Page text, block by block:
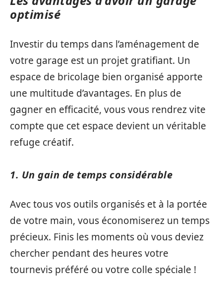
optimisé
Investir du temps dans l’aménagement de
votre garage est un projet gratifiant. Un
espace de bricolage bien organisé apporte
une multitude d’avantages. En plus de
gagner en efficacité, vous vous rendrez vite
compte que cet espace devient un véritable
refuge créatif.
1. Un gain de temps considérable
Avec tous vos outils organisés et à la portée
de votre main, vous économiserez un temps
précieux. Finis les moments où vous deviez
chercher pendant des heures votre
tournevis préféré ou votre colle spéciale !